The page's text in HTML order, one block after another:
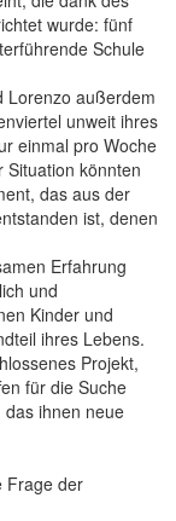
wurde: fünf
Schule
Lorenzo außerdem
unweit ihres
einmal pro Woche
Situation könnten
das aus der
ist, denen
Erfahrung
und
Kinder und
ihres Lebens.
Projekt,
für die Suche
ihnen neue
Frage der